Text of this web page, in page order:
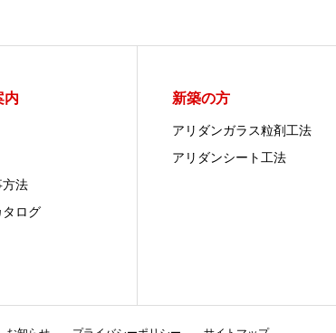
内
方法
タログ
新築の方
アリダンガラス粒剤工法
アリダンシート工法